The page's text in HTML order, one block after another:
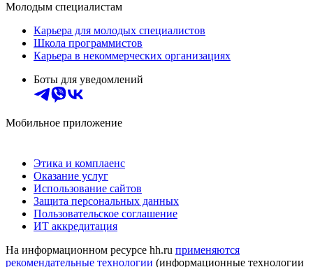
Молодым специалистам
Карьера для молодых специалистов
Школа программистов
Карьера в некоммерческих организациях
Боты для уведомлений
Мобильное приложение
Этика и комплаенс
Оказание услуг
Использование сайтов
Защита персональных данных
Пользовательское соглашение
ИТ аккредитация
На информационном ресурсе hh.ru применяются
рекомендательные технологии (информационные технологии